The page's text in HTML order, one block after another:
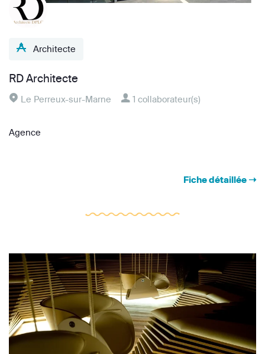
Architecte
RD Architecte
Le Perreux-sur-Marne 1 collaborateur(s)
Agence
Fiche détaillée ➝